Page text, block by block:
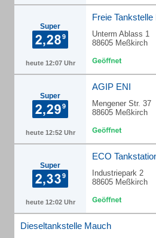
Super
heute 12:07 Uhr
Freie
Unterm Ablass 1
88605 Meßkirch
Super
heute 12:52 Uhr
AGIP ENI
Mengener Str. 37
88605 Meßkirch
Super
heute 12:02 Uhr
ECO
Industriepark 2
88605 Meßkirch
Dieseltankstelle Mauch